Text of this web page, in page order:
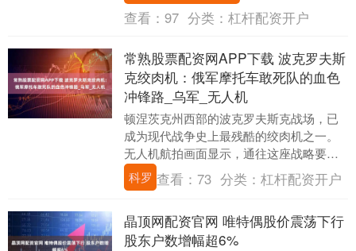
查看： 97 分类： 杠杆配资开户
常熟股票配资网APP下载 波克罗夫斯
克绞肉机：俄军摩托车敢死队的血色
冲锋路_乌军_无人机
顿涅茨克州西部的波克罗夫斯克战场，已
成为现代战争史上最残酷的绞肉机之一。
无人机航拍画面显示，通往这座战略要地
的道路上密密麻麻散布着俄军摩托车残骸
和装备碎片，弹坑....
科罗 查看：73 分类：杠杆配资开户
晶顶网配资官网 唯特偶股价震荡下行
股东户数增幅超6%